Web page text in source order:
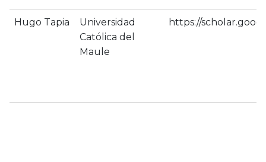
Hugo Tapia
Universidad
Católica del
Maule
https://